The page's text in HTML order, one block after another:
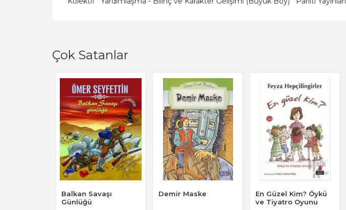
Çok Satanlar
Balkan Savaşı
Günlüğü
Demir Maske
En Güzel Kim? Öykü
ve Tiyatro Oyunu